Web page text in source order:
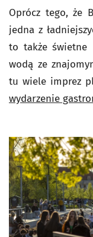
Oprócz tego, że
jedna z
to także świetne
wodą ze
tu wiele imprez
wydarzenie